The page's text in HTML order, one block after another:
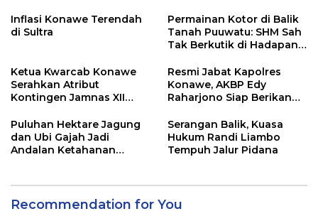
Inflasi Konawe Terendah
di Sultra
Permainan Kotor di Balik
Tanah Puuwatu: SHM Sah
Tak Berkutik di Hadapan
Ketua Kwarcab Konawe
Serahkan Atribut
Kontingen Jamnas XII
Resmi Jabat Kapolres
Konawe, AKBP Edy
Raharjono Siap Berikan
Puluhan Hektare Jagung
dan Ubi Gajah Jadi
Andalan Ketahanan
Serangan Balik, Kuasa
Hukum Randi Liambo
Tempuh Jalur Pidana
Recommendation for You